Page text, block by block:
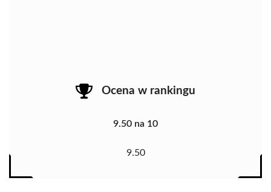
Ocena w rankingu
9.50 na 10
9.50